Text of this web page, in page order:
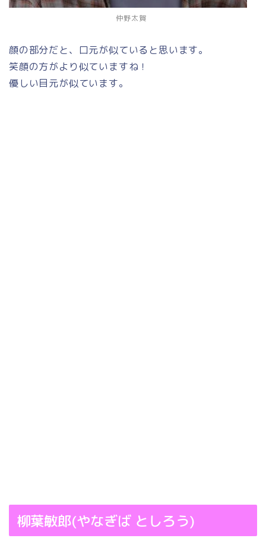
仲野太賀
顔の部分だと、口元が似ていると思います。
笑顔の方がより似ていますね！
優しい目元が似ています。
柳葉敏郎(やなぎば としろう)